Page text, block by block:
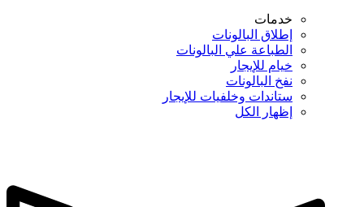
خدمات
إطلاق البالونات
الطباعة علي البالونات
خيام للإيجار
نفخ البالونات
ستاندات وخلفيات للإيجار
إظهار الكل